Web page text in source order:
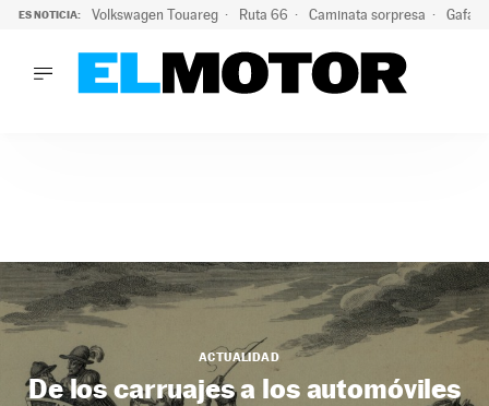
Saltar
al
contenido
ES NOTICIA: Volkswagen Touareg Ruta 66 Caminata sorpresa Gafas
VIRALES
PODCAST
MOTOS
TECNOLOGÍA
SUPERCOCHES
ACTUALIDAD
De los carruajes a los automóviles